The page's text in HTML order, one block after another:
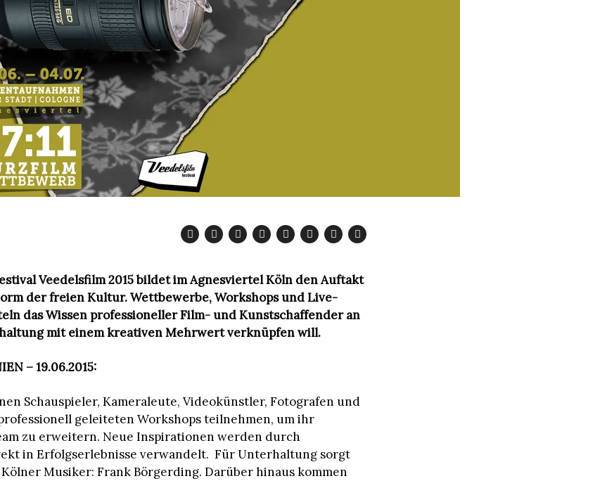
Veedelsfilm 2015 bildet im Agnesviertel Köln den Auftakt
der freien Kultur. Wettbewerbe, Workshops und Live-
das Wissen professioneller Film- und Kunstschaffender an
mit einem kreativen Mehrwert verknüpfen will.
– 19.06.2015:
Schauspieler, Kameraleute, Videokünstler, Fotografen und
geleiteten Workshops teilnehmen, um ihr
zu erweitern. Neue Inspirationen werden durch
in Erfolgserlebnisse verwandelt. Für Unterhaltung sorgt
Musiker: Frank Börgerding. Darüber hinaus kommen